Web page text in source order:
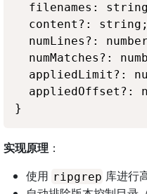
filenames:
content?: string;
numLines?:
numMatches?:
appliedLimit?:
appliedOffset?:
实现原理：
使用 ripgrep 库进行